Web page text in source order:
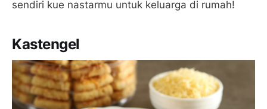
sendiri kue nastarmu untuk keluarga di rumah!
Kastengel